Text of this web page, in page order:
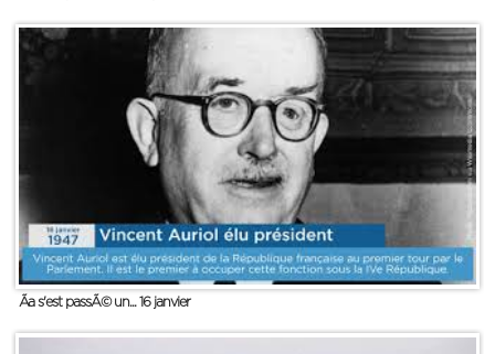
Ãa s'est passÃ© un... 16 janvier